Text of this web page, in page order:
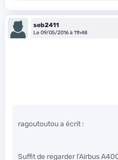
seb2411
Le 09/05/2016 à 11h48
ragoutoutou a écrit :
Suffit de regarder l’Airbus